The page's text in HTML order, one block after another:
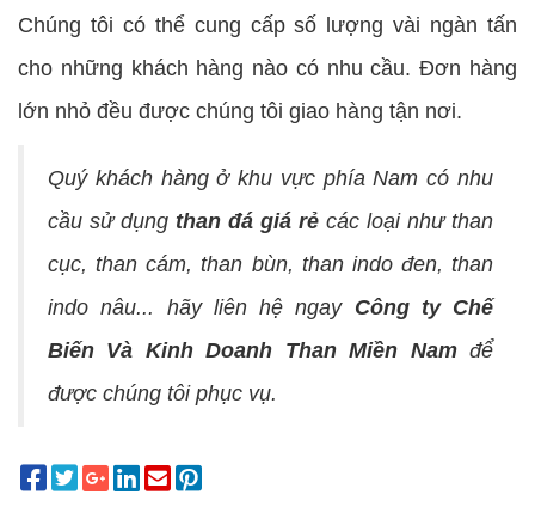
Chúng tôi có thể cung cấp số lượng vài ngàn tấn
cho những khách hàng nào có nhu cầu. Đơn hàng
lớn nhỏ đều được chúng tôi giao hàng tận nơi.
Quý khách hàng ở khu vực phía Nam có nhu
cầu sử dụng than đá giá rẻ các loại như than
cục, than cám, than bùn, than indo đen, than
indo nâu... hãy liên hệ ngay Công ty Chế
Biến Và Kinh Doanh Than Miền Namđể
được chúng tôi phục vụ.